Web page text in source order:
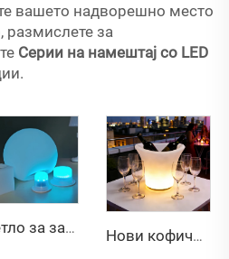
вашето надворешно место
размислете за
Серии на намештај со LED
Светло за замена на намештај, LED единица 5V извор на светлина, LED батерија, украс за дома, преполнливо RGB светло
Нови кофички за лед со LED осветлување, кофички за шампањец, ладилници, држачи за флаши пиво, одржуваат газираните пијалаци студени